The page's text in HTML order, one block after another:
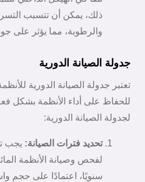
ذلك، يمكن أن تتسبب
والرطوبة، مما يؤثر على
جدولة الصيانة الدورية
تعتبر جدولة الصيانة الدورية
للحفاظ على أداء الأنظمة بشكل
لجدولة الصيانة الدورية:
تحديد فترات الصيانة: يجب
لفحص وصيانة الأنظمة
سنويًا، اعتمادًا على حجم